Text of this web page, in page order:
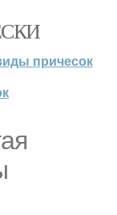
причесок